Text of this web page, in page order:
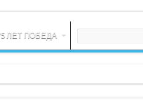
ЛЕТ ПОБЕДА